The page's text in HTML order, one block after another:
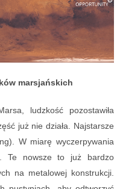
marsjańskich
ludzkość pozostawiła
już nie działa. Najstarsze
W miarę wyczerpywania
Te nowsze to już bardzo
na metalowej konstrukcji.